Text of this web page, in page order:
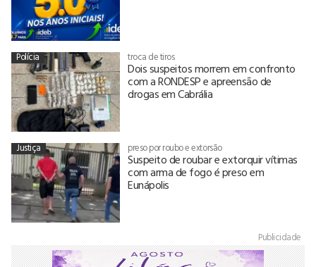
Polícia troca de tiros
Dois suspeitos morrem em confronto
com a RONDESP e apreensão de
drogas em Cabrália
Justiça preso por roubo e extorsão
Suspeito de roubar e extorquir vítimas
com arma de fogo é preso em
Eunápolis
Publicidade